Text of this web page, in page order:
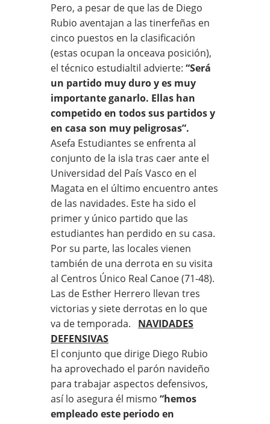
Pero, a pesar de que las de Diego
Rubio aventajan a las tinerfeñas en
cinco puestos en la clasificación
(estas ocupan la onceava posición),
el técnico estudialtil advierte: “Será
un partido muy duro y es muy
importante ganarlo. Ellas han
competido en todos sus partidos y
en casa son muy peligrosas”.
Asefa Estudiantes se enfrenta al
conjunto de la isla tras caer ante el
Universidad del País Vasco en el
Magata en el último encuentro antes
de las navidades. Este ha sido el
primer y único partido que las
estudiantes han perdido en su casa.
Por su parte, las locales vienen
también de una derrota en su visita
al Centros Único Real Canoe (71-48).
Las de Esther Herrero llevan tres
victorias y siete derrotas en lo que
va de temporada. NAVIDADES
DEFENSIVAS
El conjunto que dirige Diego Rubio
ha aprovechado el parón navideño
para trabajar aspectos defensivos,
así lo asegura él mismo “hemos
empleado este periodo en